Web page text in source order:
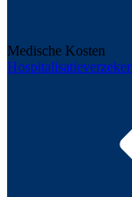
Medische Kosten